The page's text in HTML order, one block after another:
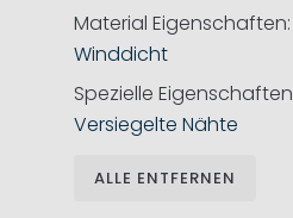
Material Eigenschaften
Winddicht
Spezielle Eigenschaften
Versiegelte Nähte
ALLE ENTFERNEN